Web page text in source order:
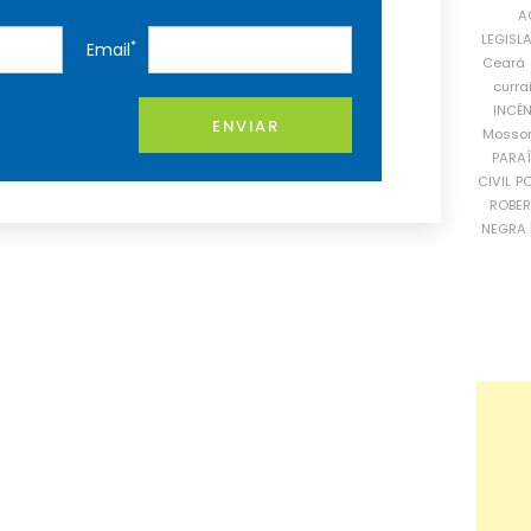
Email*
ENVIAR
Ceará
CIVIL
NEGRA